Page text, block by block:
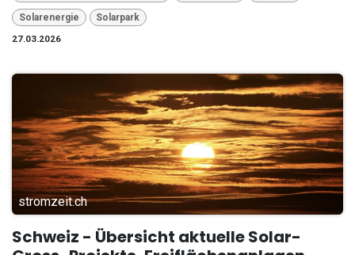
Solarenergie
Solarpark
27.03.2026
stromzeit.ch
Schweiz - Übersicht aktuelle Solar-